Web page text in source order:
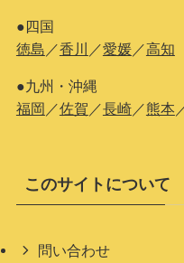
●四国
徳島 ／香川 ／愛媛／高知
●九州・沖縄
福岡 ／佐賀 ／長崎／熊本
このサイトについて
問い合わせ